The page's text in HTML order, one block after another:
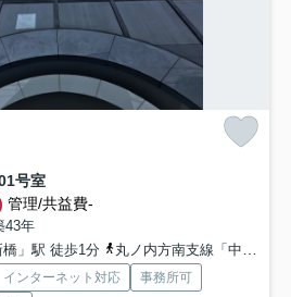
号室
管理/共益費-
43年
」駅 徒歩1分
丸ノ内方南支線「中野富士見町」駅 徒歩8分
インターネット対応
事務所可